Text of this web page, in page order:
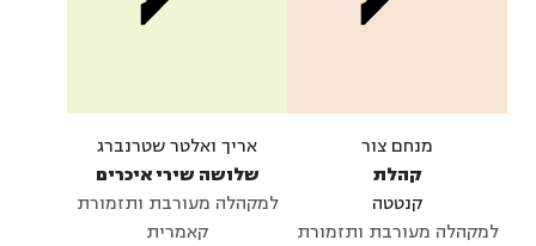
מנחם צור
קהלת
קנטטה
למקהלה מעורבת ותזמורת
אריך ואלטר שטרנברג
שלושה שירי איכרים
למקהלה מעורבת ותזמורת
קאמרית